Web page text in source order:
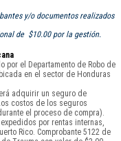
y/o documentos realizados
de $10.00 por la gestión.
por el Departamento de Robo de
en el sector de Honduras
adquirir un seguro de
costos de los seguros
el proceso de compra).
por rentas internas,
Rico. Comprobante 5122 de